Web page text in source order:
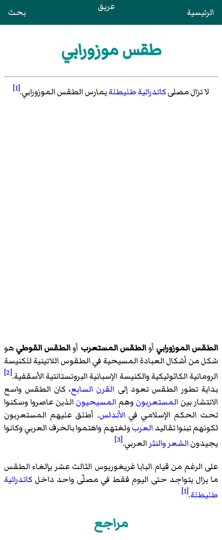
الرئيسية عريق بحث
طقس موزورابي
لا تزال مصلىكاتدرائية طليطلةيمارس الطقس الموزورابي.[1]
الطقس الموزورابي أوالطقس المستعرب أوالطقس القوطيهو
شكل من أشكال العبادة المسيحية في الطقوس اللاتينية للكنيسة
الرومانية الكاثوليكية والكنيسة الإسبانية البروتستانتية الأسقفية.[2]
بداية تطور الطقس تعود إلى القرن السابع، كان الطقس واسع
الانتشار بين المستعربون وهم المسيحيون الذين عاصروا وسكنوا
تحت الحكم الإسلامي في الأندلس. أطلق عليهم المستعربون
لكونهم تبنوا تقاليدالعربولغتهم واهتموا بالحرف العربي وكانوا
يجيدونالشعر والنثر العربي.[3]
على الرغم من قيام البابا غريغوريوس الثالث عشر بإلغاء الطقس
ما يزال يتواجد حتى اليوم فقط في مصلّى واحد داخل كاتدرائية
طليطلة.
[1]
مراجع